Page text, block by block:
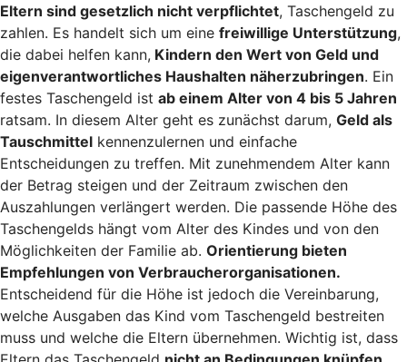
Eltern sind gesetzlich nicht verpflichtet, Taschengeld zu
zahlen. Es handelt sich um eine freiwillige Unterstützung,
die dabei helfen kann, Kindern den Wert von Geld und
eigenverantwortliches Haushalten näherzubringen. Ein
festes Taschengeld ist ab einem Alter von 4 bis 5 Jahren
ratsam. In diesem Alter geht es zunächst darum, Geld als
Tauschmittel kennenzulernen und einfache
Entscheidungen zu treffen. Mit zunehmendem Alter kann
der Betrag steigen und der Zeitraum zwischen den
Auszahlungen verlängert werden. Die passende Höhe des
Taschengelds hängt vom Alter des Kindes und von den
Möglichkeiten der Familie ab. Orientierung bieten
Empfehlungen von Verbraucherorganisationen.
Entscheidend für die Höhe ist jedoch die Vereinbarung,
welche Ausgaben das Kind vom Taschengeld bestreiten
muss und welche die Eltern übernehmen. Wichtig ist, dass